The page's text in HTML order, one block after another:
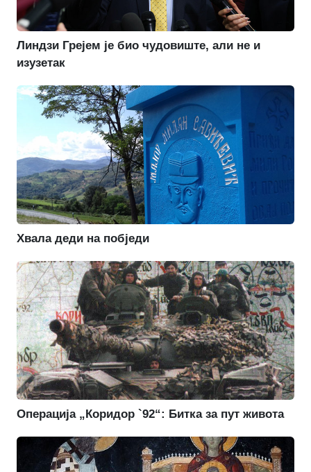
Линдзи Грејем је био чудовиште, али не и
изузетак
Хвала деди на побједи
Операција „Коридор `92“: Битка за пут живота